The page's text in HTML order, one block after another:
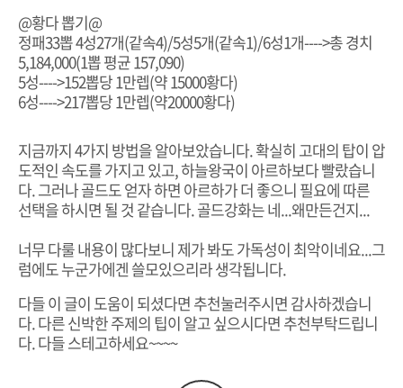
@황다 뽑기@
정패33뽑 4성27개(같속4)/5성5개(같속1)/6성1개---->총 경치
5,184,000(1뽑 평균 157,090)
5성---->152뽑당 1만렙(약 15000황다)
6성---->217뽑당 1만렙(약20000황다)
지금까지 4가지 방법을 알아보았습니다. 확실히 고대의 탑이 압
도적인 속도를 가지고 있고, 하늘왕국이 아르하보다 빨랐습니
다. 그러나 골드도 얻자 하면 아르하가 더 좋으니 필요에 따른
선택을 하시면 될 것 같습니다. 골드강화는 네...왜만든건지...
너무 다룰 내용이 많다보니 제가 봐도 가독성이 최악이네요...그
럼에도 누군가에겐 쓸모있으리라 생각됩니다.
다들 이 글이 도움이 되셨다면 추천눌러주시면 감사하겠습니
다. 다른 신박한 주제의 팁이 알고 싶으시다면 추천부탁드립니
다. 다들 스테고하세요~~~~